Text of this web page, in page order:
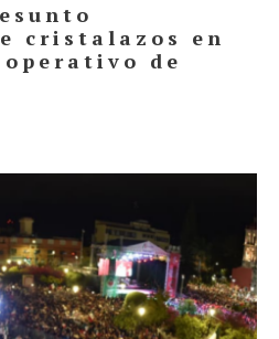
cristalazos en
de